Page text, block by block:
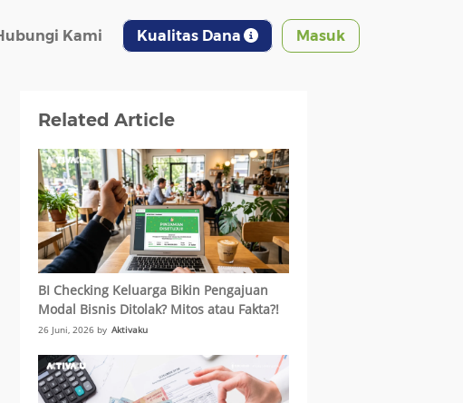
Kami Kualitas Dana Masuk
Related Article
BI Checking Keluarga Bikin Pengajuan
Modal Bisnis Ditolak? Mitos atau Fakta?!
26 Juni, 2026 by Aktivaku